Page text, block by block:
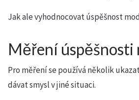
Jak ale vyhodnocovat úspěšnost
Měření úspěšnosti
Pro měření se používá několik
dávat smysl v jiné situaci.